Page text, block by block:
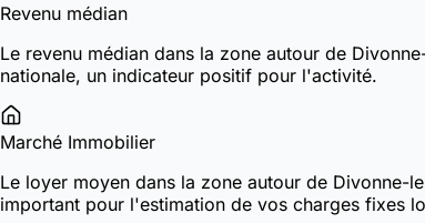
Revenu médian
Le revenu médian dans la zone autour de
nationale, un indicateur positif pour l'activité.
Marché Immobilier
Le loyer moyen dans la zone autour de Divonne-
important pour l'estimation de vos charges fixes